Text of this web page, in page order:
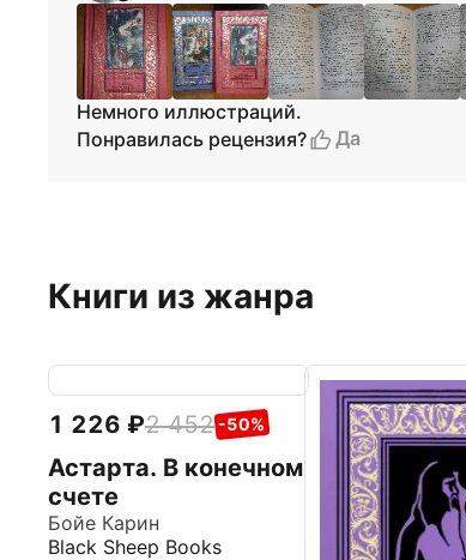
Немного иллюстраций.
Понравилась рецензия?
Да
Книги из жанра
1 226 2 452 -50%
Астарта. В конечном
счете
Бойе Карин
Black Sheep Books